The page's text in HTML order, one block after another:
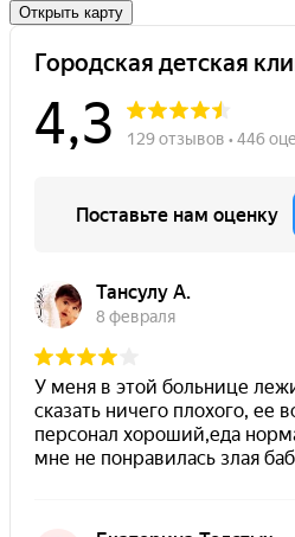
Открыть карту